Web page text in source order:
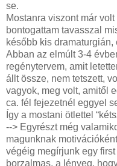
se.
Mostanra viszont már
bontogattam tavasszal
később kis
Abban az elmúlt 3-4
regénytervem, amit
állt össze, nem tetszett,
vagyok, meg volt, amitől
ca. fél fejezetnél eggyel
Így a mostani ötlettel
--> Egyrészt még
magunknak
végéig megírjunk egy
borzalmas, a lényeg,